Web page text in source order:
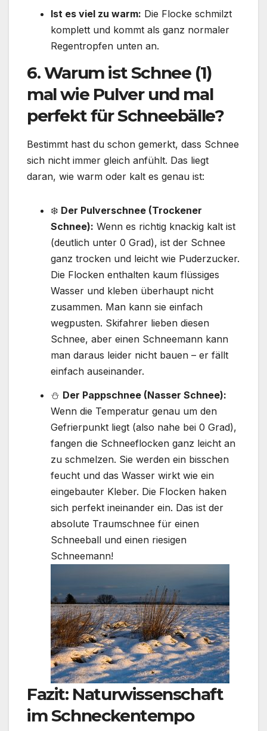
Ist es viel zu warm: Die Flocke schmilzt
komplett und kommt als ganz normaler
Regentropfen unten an.
6. Warum ist Schnee (1)
mal wie Pulver und mal
perfekt für Schneebälle?
Bestimmt hast du schon gemerkt, dass Schnee
sich nicht immer gleich anfühlt. Das liegt
daran, wie warm oder kalt es genau ist:
❄️ Der Pulverschnee (Trockener
Schnee): Wenn es richtig knackig kalt ist
(deutlich unter 0 Grad), ist der Schnee
ganz trocken und leicht wie Puderzucker.
Die Flocken enthalten kaum flüssiges
Wasser und kleben überhaupt nicht
zusammen. Man kann sie einfach
wegpusten. Skifahrer lieben diesen
Schnee, aber einen Schneemann kann
man daraus leider nicht bauen – er fällt
einfach auseinander.
⛄ Der Pappschnee (Nasser Schnee):
Wenn die Temperatur genau um den
Gefrierpunkt liegt (also nahe bei 0 Grad),
fangen die Schneeflocken ganz leicht an
zu schmelzen. Sie werden ein bisschen
feucht und das Wasser wirkt wie ein
eingebauter Kleber. Die Flocken haken
sich perfekt ineinander ein. Das ist der
absolute Traumschnee für einen
Schneeball und einen riesigen
Schneemann!
Fazit: Naturwissenschaft
im Schneckentempo